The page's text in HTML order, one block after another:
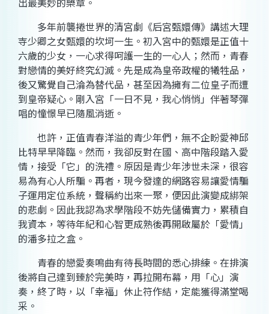
多年前襲捲世界的清宮劇《后宮甄嬛傳》講述大理
寺少卿之女甄嬛的坎坷一生。初入宮中的甄嬛是正值十
六歲的少女，一心求得呵護一生的一心人；然而，青春
對戀情的美好終究幻滅。先是成為皇帝政權的犧牲品，
後又驚覺自己淪為替代品，甚至因為擁有二位皇子而遭
到皇帝疑心。剛入宮「一日不見，我心悄悄」伴著琴彈
唱的憧憬早已隨風消逝。
也許，正值青春洋溢的青少年們，無不企盼愛神邱
比特早早降臨。然而，我卻反對在國、高中階段踏入愛
情，接受「它」的洗禮。原因是青少年涉世未深，很容
易為有心人所騙。再者，現今發達的網路容易讓愛情騙
子運用定位系統，聲稱約出來一聚，便因此演變成綁架
的悲劇。因此我認為求學階段不妨先儲備實力，累積自
我資本，等待年紀和心智更成熟後再開啟屬於「愛情」
的潘多拉之盒。
青春的戀愛奏鳴曲有待長時間的悉心排練。在排演
後將自己達到臻於完美時，再拉開布幕，用「心」演
奏，終了時，以「幸福」休止符作結，定能獲得滿堂喝
采。